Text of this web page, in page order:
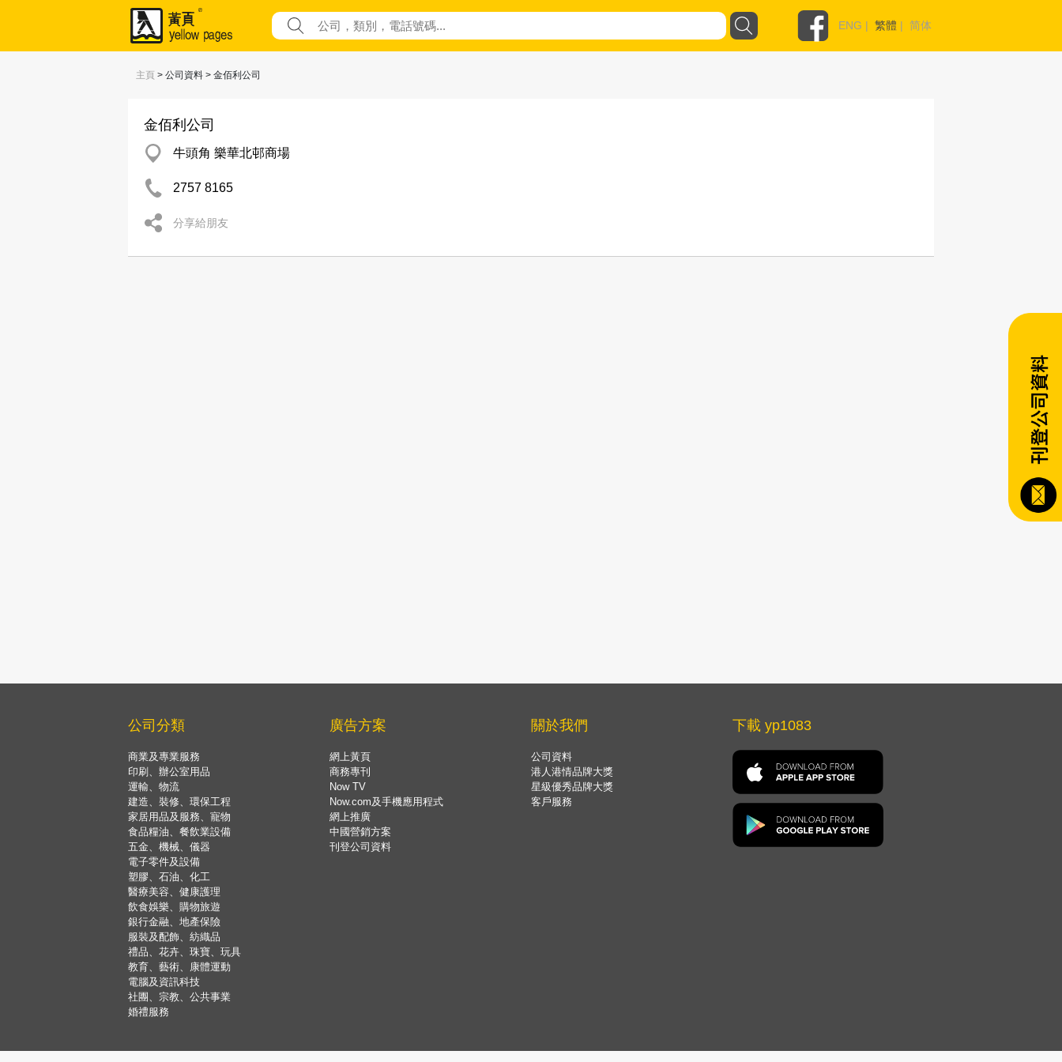
ENG | 繁體 | 简体
主頁 > 公司資料 > 金佰利公司
金佰利公司
牛頭角 樂華北邨商場
2757 8165
分享給朋友
公司分類
商業及專業服務
印刷、辦公室用品
運輸、物流
建造、裝修、環保工程
家居用品及服務、寵物
食品糧油、餐飲業設備
五金、機械、儀器
電子零件及設備
塑膠、石油、化工
醫療美容、健康護理
飲食娛樂、購物旅遊
銀行金融、地產保險
服裝及配飾、紡織品
禮品、花卉、珠寶、玩具
教育、藝術、康體運動
電腦及資訊科技
社團、宗教、公共事業
婚禮服務
廣告方案
網上黃頁
商務專刊
Now TV
Now.com及手機應用程式
網上推廣
中國營銷方案
刊登公司資料
關於我們
公司資料
港人港情品牌大獎
星級優秀品牌大獎
客戶服務
下載 yp1083